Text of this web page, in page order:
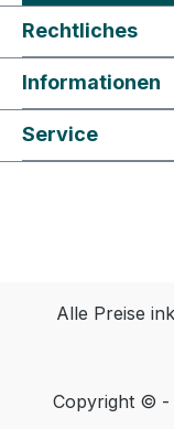
Rechtliches
Informationen
Service
Alle Preise
Copyright © -